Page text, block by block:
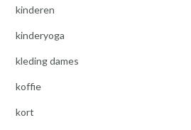
kinderen
kinderyoga
kleding dames
koffie
kort